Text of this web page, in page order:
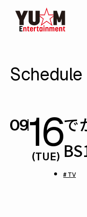
Schedule
0916
(TUE)
で
# TV